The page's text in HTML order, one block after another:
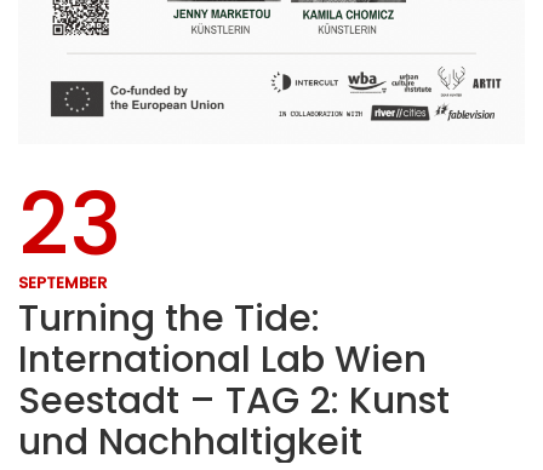
23
SEPTEMBER
Turning the Tide:
International Lab Wien
Seestadt – TAG 2: Kunst
und Nachhaltigkeit